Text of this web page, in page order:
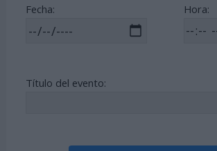
Fecha: Hora:
Título del evento: